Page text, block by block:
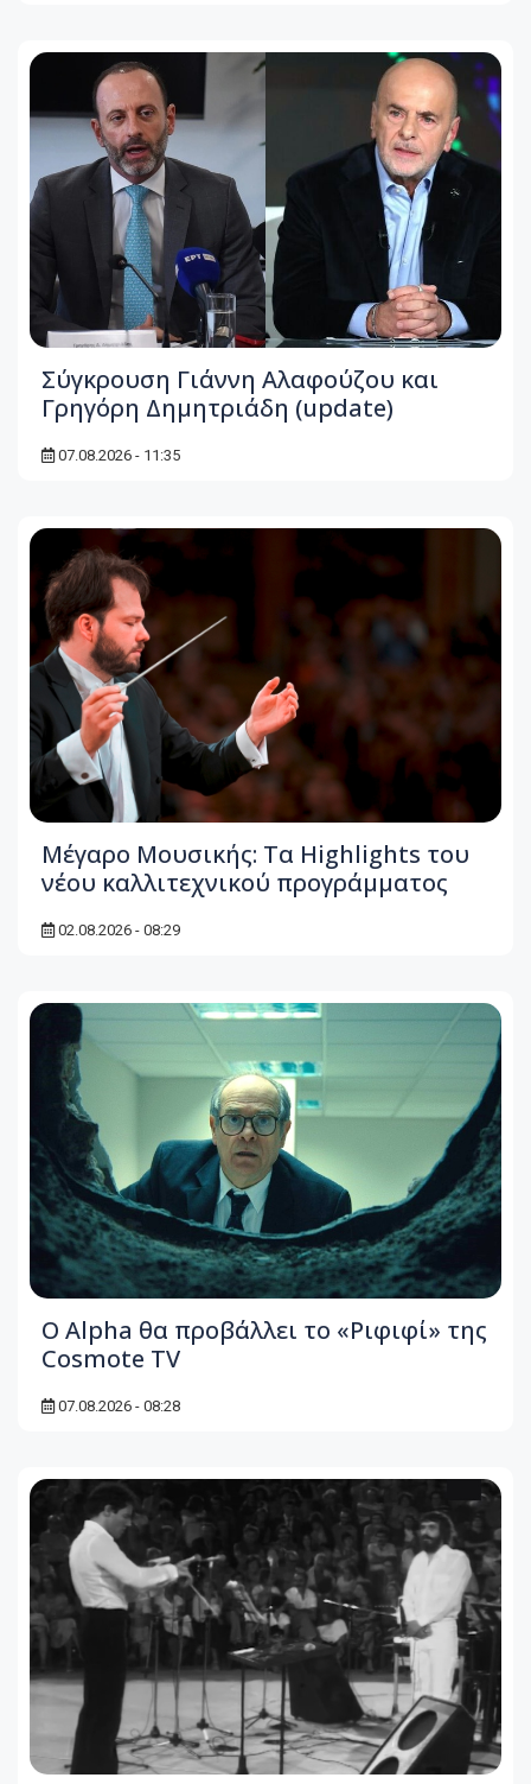
Σύγκρουση Γιάννη Αλαφούζου και
Γρηγόρη Δημητριάδη (update)
07.08.2026 - 11:35
Μέγαρο Μουσικής: Τα Highlights του
νέου καλλιτεχνικού προγράμματος
02.08.2026 - 08:29
Ο Alpha θα προβάλλει το «Ριφιφί» της
Cosmote TV
07.08.2026 - 08:28